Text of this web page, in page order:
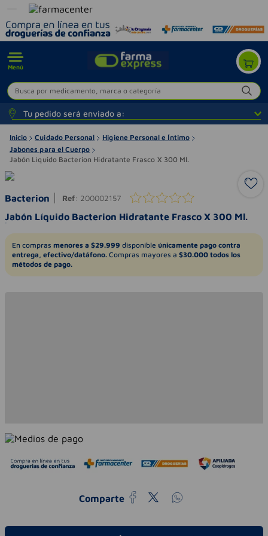
Menú
Busca por medicamento, marca o categoría
Tu pedido será enviado a:
Inicio Cuidado Personal
Higiene Personal e Íntimo
Jabones para el Cuerpo
Jabón Líquido Bacterion Hidratante Frasco X 300 Ml.
Bacterion Ref: 200002157
Jabón Líquido Bacterion Hidratante Frasco X 300 Ml.
En compras menores a $29.999 disponible únicamente pago contra
entrega, efectivo/datáfono. Compras mayores a $30.000 todos los
métodos de pago.
Comparte